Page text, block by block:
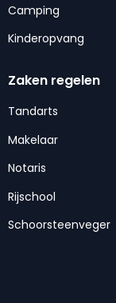
Camping
Kinderopvang
Zaken regelen
Tandarts
Makelaar
Notaris
Rijschool
Schoorsteenveger